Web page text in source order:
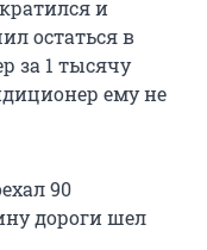
и
остаться в
за 1 тысячу
ему не
90
дороги шел